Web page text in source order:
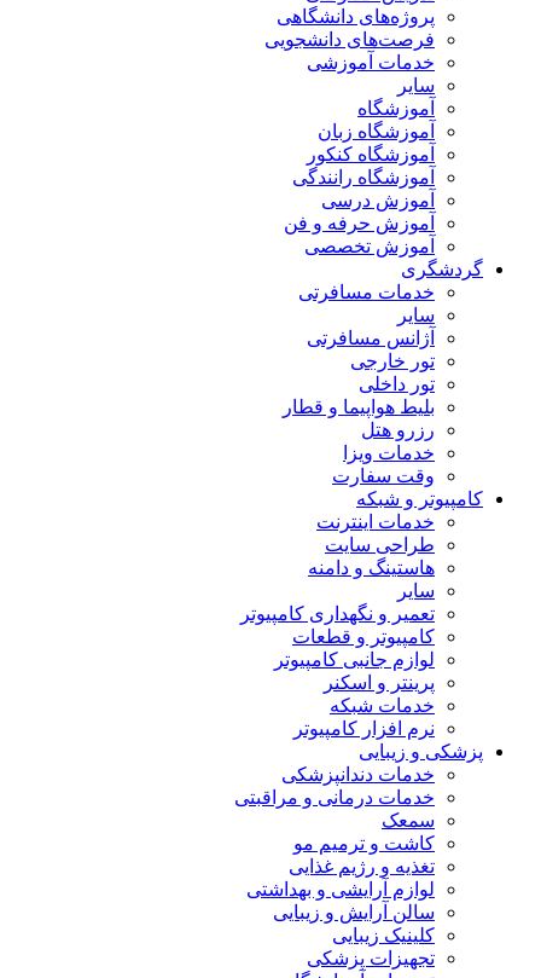
پروژه‌های دانشگاهی
فرصت‌های دانشجویی
خدمات آموزشی
سایر
آموزشگاه
آموزشگاه زبان
آموزشگاه کنکور
آموزشگاه رانندگی
آموزش درسی
آموزش حرفه و فن
آموزش تخصصی
گردشگری
خدمات مسافرتی
سایر
آژانس مسافرتی
تور خارجی
تور داخلی
بلیط هواپیما و قطار
رزرو هتل
خدمات ویزا
وقت سفارت
کامپیوتر و شبکه
خدمات اینترنت
طراحی سایت
هاستینگ و دامنه
سایر
تعمیر و نگهداری کامپیوتر
کامپیوتر و قطعات
لوازم جانبی کامپیوتر
پرینتر و اسکنر
خدمات شبکه
نرم افزار کامپیوتر
پزشکی و زیبایی
خدمات دندانپزشکی
خدمات درمانی و مراقبتی
سمعک
کاشت و ترمیم مو
تغذیه و رژیم غذایی
لوازم آرایشی و بهداشتی
سالن آرایش و زیبایی
کلینیک زیبایی
تجهیزات پزشکی